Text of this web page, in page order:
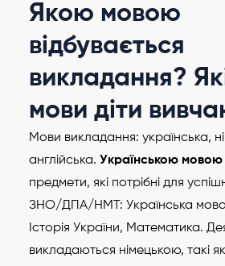
Якою мовою
відбувається
викладання?
мови діти
Мови викладання: українська,
англійська. Українською мовою
предмети, які потрібні для
ЗНО/ДПА/НМТ: Українська мова
Історія України, Математика.
викладаються німецькою, такі як